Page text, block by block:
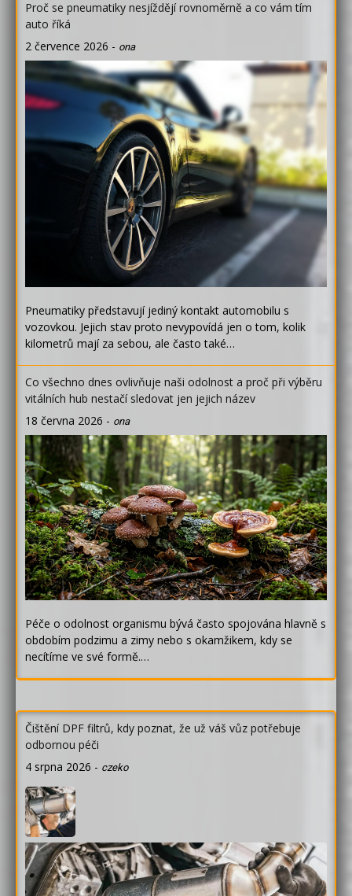
Proč se pneumatiky nesjíždějí rovnoměrně a co vám tím
auto říká
2 července 2026 - ona
Pneumatiky představují jediný kontakt automobilu s
vozovkou. Jejich stav proto nevypovídá jen o tom, kolik
kilometrů mají za sebou, ale často také…
Co všechno dnes ovlivňuje naši odolnost a proč při výběru
vitálních hub nestačí sledovat jen jejich název
18 června 2026 - ona
Péče o odolnost organismu bývá často spojována hlavně s
obdobím podzimu a zimy nebo s okamžikem, kdy se
necítíme ve své formě.…
Čištění DPF filtrů, kdy poznat, že už váš vůz potřebuje
odbornou péči
4 srpna 2026 - czeko